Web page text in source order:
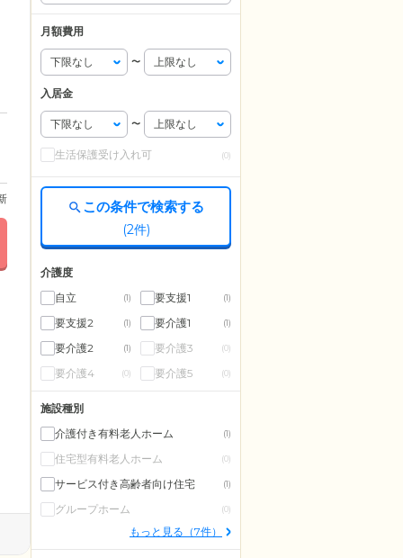
月額費用
〜
入居金
〜
生活保護受け入れ可 (0)
この条件で検索する
(2件)
介護度
自立
(1) 要支援1 (1)
要支援2 (1) 要介護1 (1)
要介護2 (1) 要介護3 (0)
要介護4 (0) 要介護5 (0)
施設種別
介護付き有料老人ホーム
(1)
住宅型有料老人ホーム (0)
サービス付き高齢者向け住宅 (1)
グループホーム (0)
もっと見る（7件）